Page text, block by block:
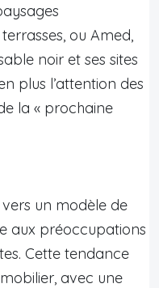
ou Amed,
noir et ses sites
plus l’attention des
la « prochaine
vers un modèle de
aux préoccupations
Cette tendance
avec une